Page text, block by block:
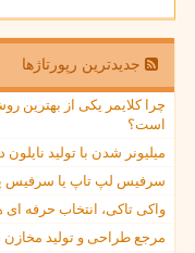
جدیدترین رپورتاژها
چرا کلایمر یکی از بهترین
است؟
میلیونر شدن با تولید نایلون
سرفیس لپ تاپ یا سرفیس
واکی تاکی، انتخاب حرفه
مرجع طراحی و تولید